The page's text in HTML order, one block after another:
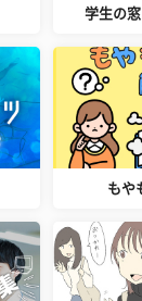
学生の
もや